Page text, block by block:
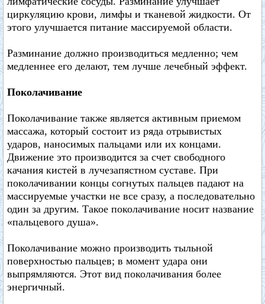
циркуляцию крови, лимфы и тканевой жидкости. От
этого улучшается питание массируемой области.
Разминание должно производиться медленно; чем
медленнее его делают, тем лучше лечебный эффект.
Поколачивание
Поколачивание также является активным приемом
массажа, который состоит из ряда отрывистых
ударов, наносимых пальцами или их концами.
Движение это производится за счет свободного
качания кистей в лучезапястном суставе. При
поколачивании концы согнутых пальцев падают на
массируемые участки не все сразу, а последовательно
один за другим. Такое поколачивание носит название
«пальцевого душа».
Поколачивание можно производить тыльной
поверхностью пальцев; в момент удара они
выпрямляются. Этот вид поколачивания более
энергичный.